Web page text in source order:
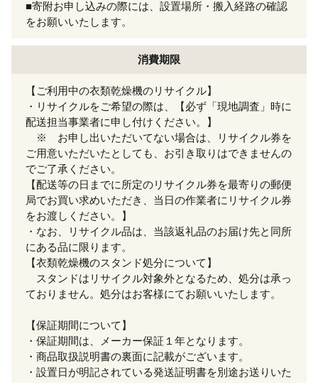
■寄附お申し込みの際には、設置場所・搬入経路の確認
をお願いいたします。
消費期限
【ご利用中の衣類乾燥機のリサイクル】
・リサイクルをご希望の際は、【必ず「現地調査」時に
配送担当事業者に申し付けください。】
※ お申し出いただいてない場合は、リサイクル券を
ご用意いただいたとしても、お引き取りはできませんの
でご了承ください。
【配送等の日までに所定のリサイクル券を最寄りの郵便
局でお買い求めいただき、当日の作業者にリサイクル券
をお渡しください。】
・なお、リサイクル品は、当該返礼品のお届け先と同所
にある品に限ります。
【衣類乾燥機のスタンド処分について】
スタンドはリサイクル対象外となるため、処分は承っ
ておりません。処分はお客様にてお願いいたします。
【保証期間について】
・保証期間は、メーカー保証１年となります。
・商品取扱説明書の裏面に記載がございます。
・設置日が明記されている発送証明書を別途お送りいた